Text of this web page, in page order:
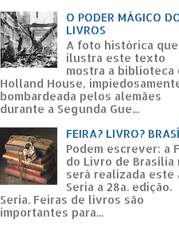
O PODER MÁGICO
LIVROS
A foto histórica que
ilustra este texto
mostra a biblioteca
Holland House,
bombardeada pelos alemães
durante a Segunda Gue...
FEIRA? LIVRO?
Podem escrever: a
do Livro de Brasília
será realizada este
Seria a 28a. edição.
Seria. Feiras de livros são
importantes para...